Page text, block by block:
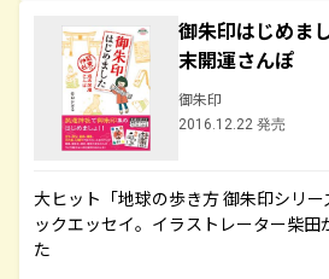
御朱印はじめ
末開運さんぽ
御朱印
2016.12.22 発売
大ヒット「地球の歩き方 御朱印シリ
ックエッセイ。イラストレーター柴田
た